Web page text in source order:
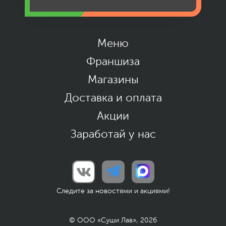
Заказы принимаем до 23:30.
Меню
Франшиза
Магазины
Доставка и оплата
Акции
Заработай у нас
Следите за новостями и акциями!
© ООО «Суши Лав», 2026